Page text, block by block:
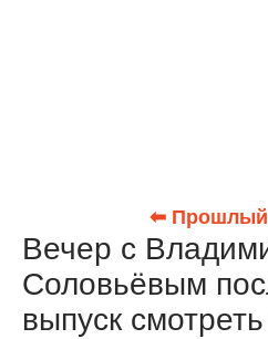
⬅ Прошлый
Вечер с
Соловьёвым
выпуск